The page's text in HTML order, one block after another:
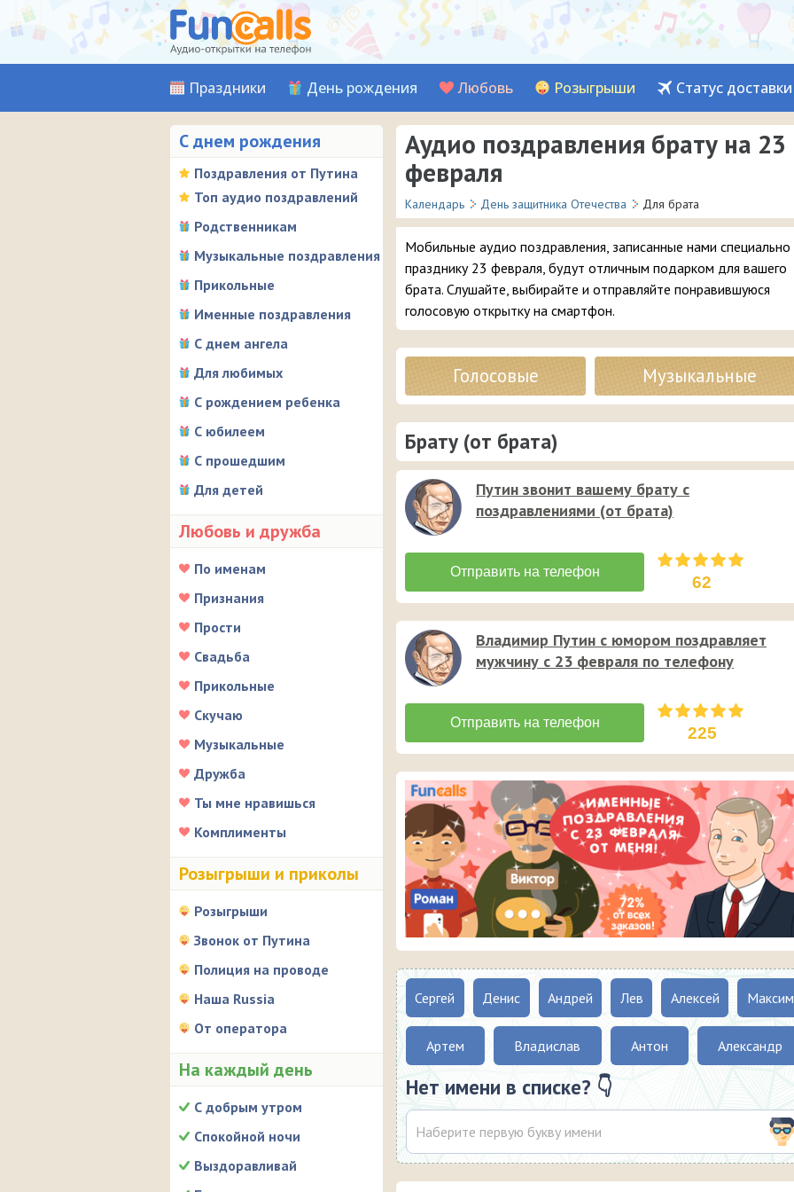
Праздники День рождения Любовь Розыгрыши Статус доставки
С днем рождения
Поздравления от Путина
Топ аудио поздравлений
Родственникам
Музыкальные поздравления
Прикольные
Именные поздравления
С днем ангела
Для любимых
С рождением ребенка
С юбилеем
С прошедшим
Для детей
Любовь и дружба
По именам
Признания
Прости
Свадьба
Прикольные
Скучаю
Музыкальные
Дружба
Ты мне нравишься
Комплименты
Розыгрыши и приколы
Розыгрыши
Звонок от Путина
Полиция на проводе
Наша Russia
От оператора
На каждый день
С добрым утром
Спокойной ночи
Выздоравливай
Аудио поздравления брату на 23
февраля
Календарь День защитника Отечества Для брата
Мобильные аудио поздравления, записанные нами специально
празднику 23 февраля, будут отличным подарком для вашего
брата. Слушайте, выбирайте и отправляйте понравившуюся
голосовую открытку на смартфон.
Голосовые Музыкальные
Брату (от брата)
Путин звонит вашему брату с
поздравлениями (от брата)
62
Владимир Путин с юмором поздравляет
мужчину с 23 февраля по телефону
225
Сергей Денис Андрей Лев Алексей Максим
Артем Владислав Антон Александр
Нет имени в списке? 👇